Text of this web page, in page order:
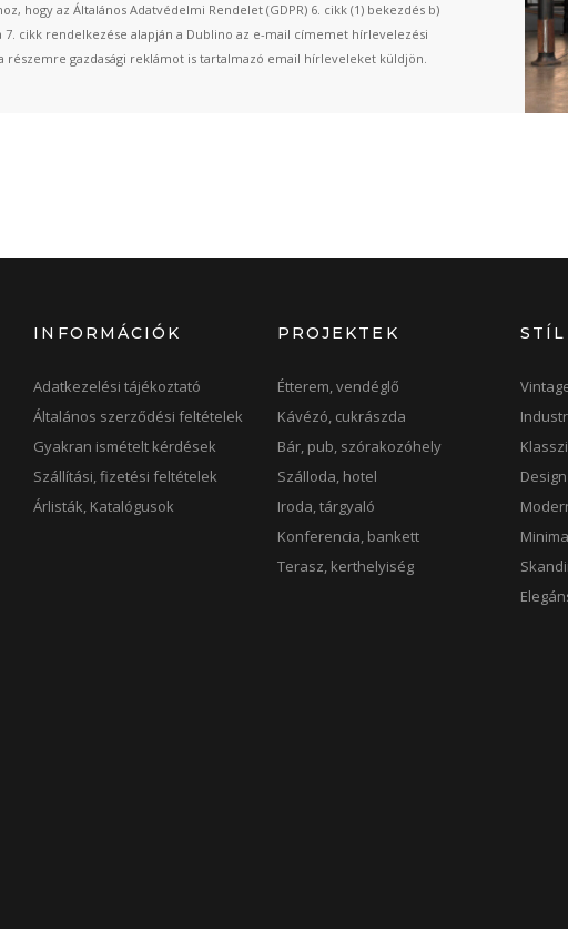
hogy az Általános Adatvédelmi Rendelet (GDPR) 6. cikk (1) bekezdés b)
7. cikk rendelkezése alapján a Dublino az e-mail címemet hírlevelezési
részemre gazdasági reklámot is tartalmazó email hírleveleket küldjön.
INFORMÁCIÓK
Adatkezelési tájékoztató
Általános szerződési feltételek
Gyakran ismételt kérdések
Szállítási, fizetési feltételek
Árlisták, Katalógusok
PROJEKTEK
Étterem, vendéglő
Kávézó, cukrászda
Bár, pub, szórakozóhely
Szálloda, hotel
Iroda, tárgyaló
Konferencia, bankett
Terasz, kerthelyiség
Design